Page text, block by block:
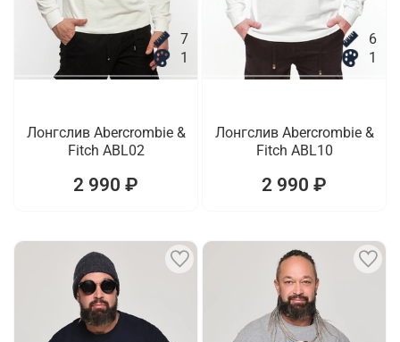
7
1
Лонгслив Abercrombie &
Fitch ABL02
2 990 ₽
6
1
Лонгслив Abercrombie &
Fitch ABL10
2 990 ₽